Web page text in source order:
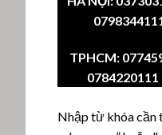
TPHCM:
0784220111
Nhập từ khóa cần